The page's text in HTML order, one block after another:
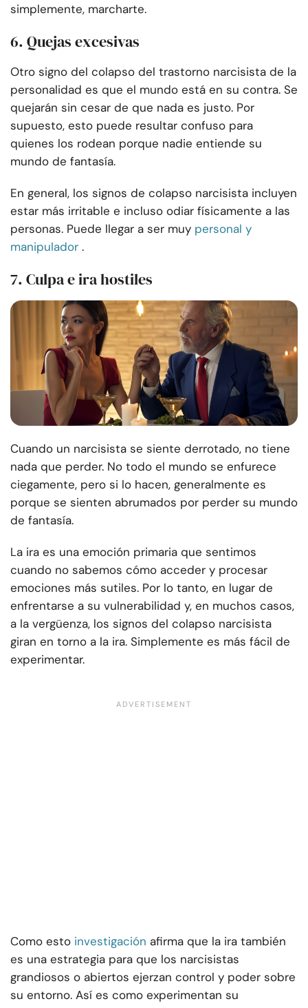
simplemente, marcharte.
6. Quejas excesivas
Otro signo del colapso del trastorno narcisista de la
personalidad es que el mundo está en su contra. Se
quejarán sin cesar de que nada es justo. Por
supuesto, esto puede resultar confuso para
quienes los rodean porque nadie entiende su
mundo de fantasía.
En general, los signos de colapso narcisista incluyen
estar más irritable e incluso odiar físicamente a las
personas. Puede llegar a ser muy personal y
manipulador .
7. Culpa e ira hostiles
Cuando un narcisista se siente derrotado, no tiene
nada que perder. No todo el mundo se enfurece
ciegamente, pero si lo hacen, generalmente es
porque se sienten abrumados por perder su mundo
de fantasía.
La ira es una emoción primaria que sentimos
cuando no sabemos cómo acceder y procesar
emociones más sutiles. Por lo tanto, en lugar de
enfrentarse a su vulnerabilidad y, en muchos casos,
a la vergüenza, los signos del colapso narcisista
giran en torno a la ira. Simplemente es más fácil de
experimentar.
Como esto investigación afirma que la ira también
es una estrategia para que los narcisistas
grandiosos o abiertos ejerzan control y poder sobre
su entorno. Así es como experimentan su